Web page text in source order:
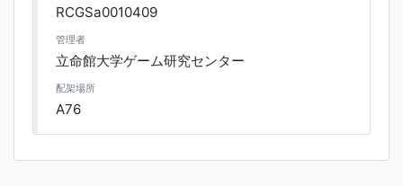
RCGSa0010409
管理者
立命館大学ゲーム研究センター
配架場所
A76